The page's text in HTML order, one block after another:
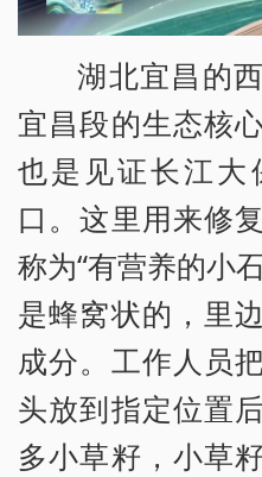
湖北宜昌的
宜昌段的生态核
也是见证长江大
口。这里用来修
称为“有营养的小
是蜂窝状的，里
成分。工作人员
头放到指定位置
多小草籽，小草